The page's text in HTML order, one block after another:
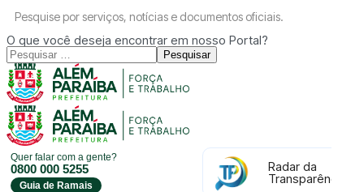
Pesquise por serviços, notícias e documentos oficiais.
O que você deseja encontrar em nosso Portal?
Pesquisar
Radar da
Transparência
Quer falar com a gente?
0800 000 5255
Guia de Ramais